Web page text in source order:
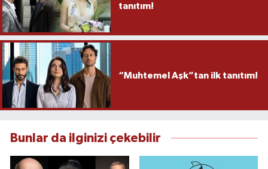
tanıtım!
“Muhtemel Aşk”tan ilk tanıtım!
Bunlar da ilginizi çekebilir